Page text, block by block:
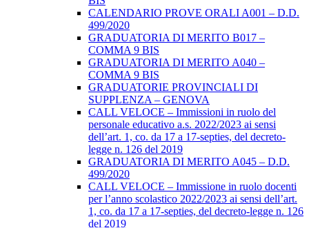
CALENDARIO PROVE ORALI A001 – D.D.
499/2020
GRADUATORIA DI MERITO B017 –
COMMA 9 BIS
GRADUATORIA DI MERITO A040 –
COMMA 9 BIS
GRADUATORIE PROVINCIALI DI
SUPPLENZA – GENOVA
CALL VELOCE – Immissioni in ruolo del
personale educativo a.s. 2022/2023 ai sensi
dell’art. 1, co. da 17 a 17-septies, del decreto-
legge n. 126 del 2019
GRADUATORIA DI MERITO A045 – D.D.
499/2020
CALL VELOCE – Immissione in ruolo docenti
per l’anno scolastico 2022/2023 ai sensi dell’art.
1, co. da 17 a 17-septies, del decreto-legge n. 126
del 2019